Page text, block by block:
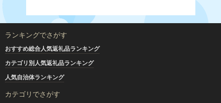
ランキングでさがす
おすすめ総合人気返礼品ランキング
カテゴリ別人気返礼品ランキング
人気自治体ランキング
カテゴリでさがす